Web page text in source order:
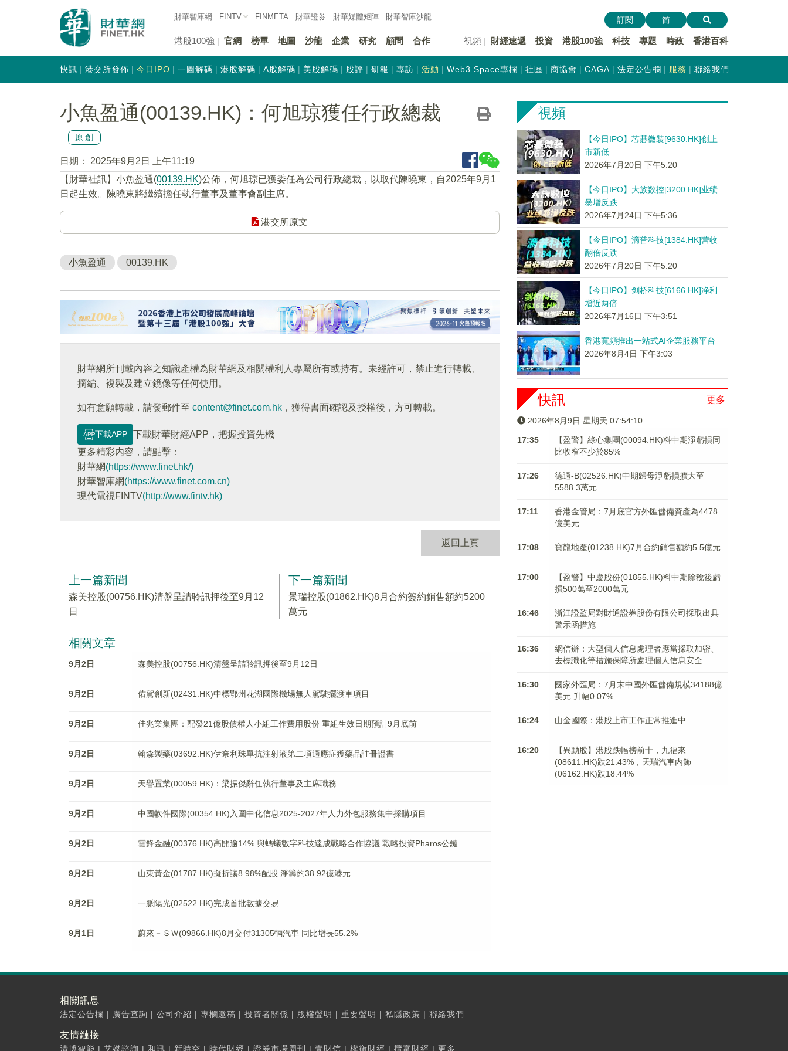
財華智庫網 FINTV FINMETA 財華證券 財華媒體矩陣 財華智庫沙龍
港股100強 官網 榜單 地圖 沙龍 企業 研究 顧問 合作 視頻 財經速遞 投資 港股100強 科技 專題 時政 香港百科
訂閱 简
快訊 港交所發佈 今日IPO 一圖解碼 港股解碼 A股解碼 美股解碼 股評 研報 專訪 活動 Web3 Space專欄 社區 商協會 CAGA 法定公告欄 服務 聯絡我們
小魚盈通(00139.HK)：何旭琼獲任行政總裁
原創
日期：
2025年9月2日 上午11:19
【財華社訊】小魚盈通(00139.HK)公佈，何旭琼已獲委任為公司行政總裁，以取代陳曉東，自2025年9月1
日起生效。陳曉東將繼續擔任執行董事及董事會副主席。
港交所原文
小魚盈通 00139.HK
財華網所刊載內容之知識產權為財華網及相關權利人專屬所有或持有。未經許可，禁止進行轉載、
摘編、複製及建立鏡像等任何使用。
如有意願轉載，請發郵件至 content@finet.com.hk ，獲得書面確認及授權後，方可轉載。
下載APP
下載財華財經APP，把握投資先機
更多精彩内容，請點擊：
財華網(https://www.finet.hk/)
財華智庫網(https://www.finet.com.cn)
現代電視FINTV(http://www.fintv.hk)
返回上頁
上一篇新聞
森美控股(00756.HK)清盤呈請聆訊押後至9月12
日
下一篇新聞
景瑞控股(01862.HK)8月合約簽約銷售額約5200
萬元
相關文章
9月2日 森美控股(00756.HK)清盤呈請聆訊押後至9月12日
9月2日 佑駕創新(02431.HK)中標鄂州花湖國際機場無人駕駛擺渡車項目
9月2日 佳兆業集團：配發21億股債權人小組工作費用股份 重組生效日期預計9月底前
9月2日 翰森製藥(03692.HK)伊奈利珠單抗注射液第二項適應症獲藥品註冊證書
9月2日 天譽置業(00059.HK)：梁振傑辭任執行董事及主席職務
9月2日 中國軟件國際(00354.HK)入圍中化信息2025-2027年人力外包服務集中採購項目
9月2日 雲鋒金融(00376.HK)高開逾14% 與螞蟻數字科技達成戰略合作協議 戰略投資Pharos公鏈
9月2日 山東黃金(01787.HK)擬折讓8.98%配股 淨籌約38.92億港元
9月2日 一脈陽光(02522.HK)完成首批數據交易
9月1日 蔚來－ＳＷ(09866.HK)8月交付31305輛汽車 同比增長55.2%
視頻
【今日IPO】芯碁微装[9630.HK]创上
市新低
2026年7月20日 下午5:20
【今日IPO】大族数控[3200.HK]业绩
暴增反跌
2026年7月24日 下午5:36
【今日IPO】滴普科技[1384.HK]营收
翻倍反跌
2026年7月20日 下午5:20
【今日IPO】剑桥科技[6166.HK]净利
增近两倍
2026年7月16日 下午3:51
香港寬頻推出一站式AI企業服務平台
2026年8月4日 下午3:03
更多
快訊
2026年8月9日 星期天 07:54:10
17:35
【盈警】綠心集團(00094.HK)料中期淨虧損同
比收窄不少於85%
17:26
德適-B(02526.HK)中期歸母淨虧損擴大至
5588.3萬元
17:11
香港金管局：7月底官方外匯儲備資產為4478
億美元
17:08 寶龍地產(01238.HK)7月合約銷售額約5.5億元
17:00
【盈警】中慶股份(01855.HK)料中期除稅後虧
損500萬至2000萬元
16:46
浙江證監局對財通證券股份有限公司採取出具
警示函措施
16:36
網信辦：大型個人信息處理者應當採取加密、
去標識化等措施保障所處理個人信息安全
16:30
國家外匯局：7月末中國外匯儲備規模34188億
美元 升幅0.07%
16:24 山金國際：港股上市工作正常推進中
16:20
【異動股】港股跌幅榜前十，九福來
(08611.HK)跌21.43%，天瑞汽車内飾
(06162.HK)跌18.44%
相關訊息
法定公告欄 | 廣告查詢 | 公司介紹 | 專欄邀稿 | 投資者關係 | 版權聲明 | 重要聲明 | 私隱政策 | 聯絡我們
友情鏈接
清博智能 | 艾媒諮詢 | 和訊 | 新時空 | 時代財經 | 證券市場周刊 | 壹財信 | 權衡財經 | 攬富財經 | 更多...